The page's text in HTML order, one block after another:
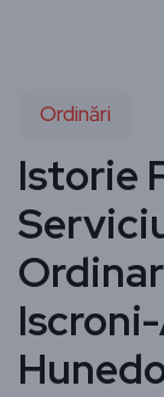
Ordinări
Istorie